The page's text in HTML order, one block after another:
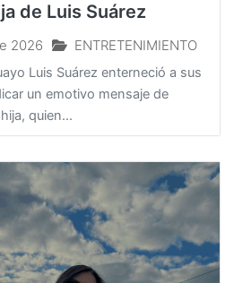
de Luis Suárez
2026 ENTRETENIMIENTO
Luis Suárez enterneció a sus
un emotivo mensaje de
quien...